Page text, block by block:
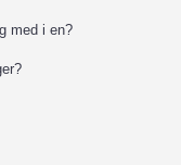
med i en?